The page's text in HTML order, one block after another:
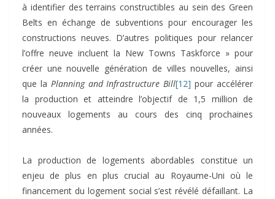
à identifier des terrains constructibles au sein des Green
Belts en échange de subventions pour encourager les
constructions neuves. D’autres politiques pour relancer
l’offre neuve incluent la New Towns Taskforce » pour
créer une nouvelle génération de villes nouvelles, ainsi
que la Planning and Infrastructure Bill[12] pour accélérer
la production et atteindre l’objectif de 1,5 million de
nouveaux logements au cours des cinq prochaines
années.
La production de logements abordables constitue un
enjeu de plus en plus crucial au Royaume-Uni où le
financement du logement social s’est révélé défaillant. La